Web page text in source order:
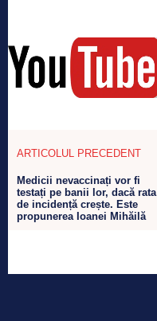
ARTICOLUL PRECEDENT
Medicii nevaccinați vor fi
testați pe banii lor, dacă rata
de incidență crește. Este
propunerea Ioanei Mihăilă